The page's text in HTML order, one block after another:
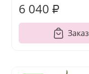
6 040 ₽